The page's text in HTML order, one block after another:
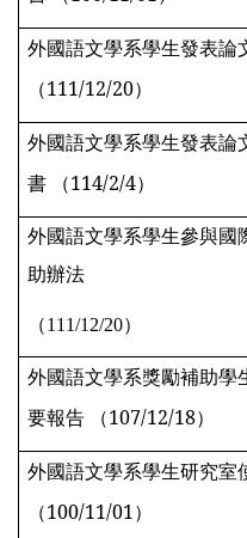
外國語文學系學生發表論
（111/12/20）
外國語文學系學生發表論
書 （114/2/4）
外國語文學系學生參與國
助辦法
（111/12/20）
外國語文學系獎勵補助學
要報告 （107/12/18）
外國語文學系學生研究室
（100/11/01）